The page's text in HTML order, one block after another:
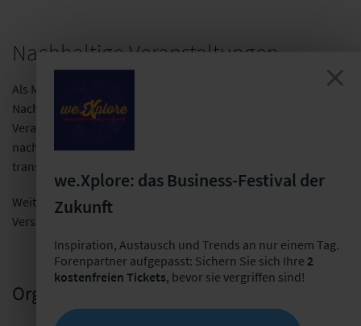
Nachhaltige Veranstaltungen
Als Mitglied der Initiative
Nachhaltigkeitskodex der deutschsprachigen
Veranstaltungswirtschaft – folgen wir den Leitlinien für
nachhaltige Veranstaltungen und dokumentieren diese
transparent.
Weitere Informationen über die Nachhaltigkeit bei den
Versicherungsforen Leipzig finden Sie
Organisatorische Leitung
we.Xplore: das Business-Festival der
Zukunft
Inspiration, Austausch und Trends an nur einem Tag.
Forenpartner aufgepasst: Sichern Sie sich Ihre 2
kostenfreien Tickets, bevor sie vergriffen sind!